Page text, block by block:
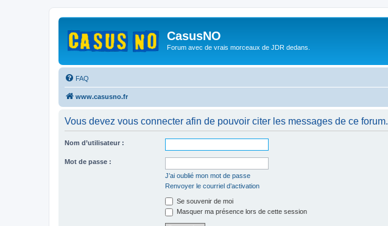
CasusNO
Forum avec de vrais morceaux de JDR dedans.
FAQ
www.casusno.fr
Vous devez vous connecter afin de pouvoir citer les messages de ce forum.
Nom d’utilisateur :
Mot de passe :
J’ai oublié mon mot de passe
Renvoyer le courriel d’activation
Se souvenir de moi
Masquer ma présence lors de cette session